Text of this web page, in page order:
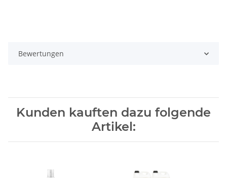
Bewertungen
Kunden kauften dazu folgende
Artikel: